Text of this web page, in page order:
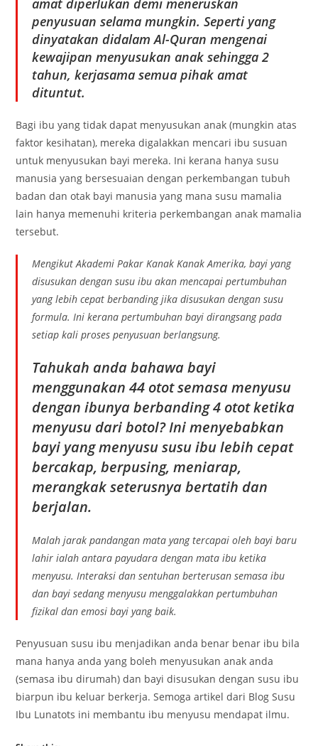
amat diperlukan demi meneruskan
penyusuan selama mungkin. Seperti yang
dinyatakan didalam Al-Quran mengenai
kewajipan menyusukan anak sehingga 2
tahun, kerjasama semua pihak amat
dituntut.
Bagi ibu yang tidak dapat menyusukan anak (mungkin atas
faktor kesihatan), mereka digalakkan mencari ibu susuan
untuk menyusukan bayi mereka. Ini kerana hanya susu
manusia yang bersesuaian dengan perkembangan tubuh
badan dan otak bayi manusia yang mana susu mamalia
lain hanya memenuhi kriteria perkembangan anak mamalia
tersebut.
Mengikut Akademi Pakar Kanak Kanak Amerika, bayi yang
disusukan dengan susu ibu akan mencapai pertumbuhan
yang lebih cepat berbanding jika disusukan dengan susu
formula. Ini kerana pertumbuhan bayi dirangsang pada
setiap kali proses penyusuan berlangsung.
Tahukah anda bahawa bayi
menggunakan 44 otot semasa menyusu
dengan ibunya berbanding 4 otot ketika
menyusu dari botol? Ini menyebabkan
bayi yang menyusu susu ibu lebih cepat
bercakap, berpusing, meniarap,
merangkak seterusnya bertatih dan
berjalan.
Malah jarak pandangan mata yang tercapai oleh bayi baru
lahir ialah antara payudara dengan mata ibu ketika
menyusu. Interaksi dan sentuhan berterusan semasa ibu
dan bayi sedang menyusu menggalakkan pertumbuhan
fizikal dan emosi bayi yang baik.
Penyusuan susu ibu menjadikan anda benar benar ibu bila
mana hanya anda yang boleh menyusukan anak anda
(semasa ibu dirumah) dan bayi disusukan dengan susu ibu
biarpun ibu keluar berkerja. Semoga artikel dari Blog Susu
Ibu Lunatots ini membantu ibu menyusu mendapat ilmu.